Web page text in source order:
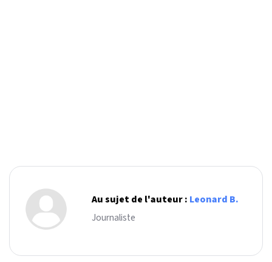
Au sujet de l'auteur : Leonard B.
Journaliste